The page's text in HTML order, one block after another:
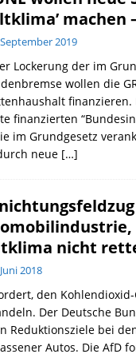
2019
Lockerung der im
wollen die
finanzieren.
finanzierten
im Grundgesetz
neue […]
nicht
2018
den
Der Deutsche
Reduktionsziele bei
Autos. Die AfD
CDU
der
Flüge